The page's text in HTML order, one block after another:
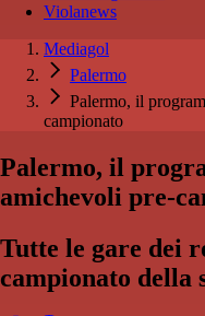
Violanews
Mediagol
Palermo
Palermo, il
campionato
Palermo, il
amichevoli pre-
Tutte le gare dei
campionato della